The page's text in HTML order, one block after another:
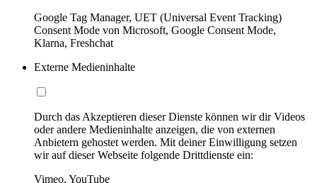
Google Tag Manager, UET (Universal Event Tracking)
Consent Mode von Microsoft, Google Consent Mode,
Klarna, Freshchat
Externe Medieninhalte
Durch das Akzeptieren dieser Dienste können wir dir Videos
oder andere Medieninhalte anzeigen, die von externen
Anbietern gehostet werden. Mit deiner Einwilligung setzen
wir auf dieser Webseite folgende Drittdienste ein:
Vimeo, YouTube